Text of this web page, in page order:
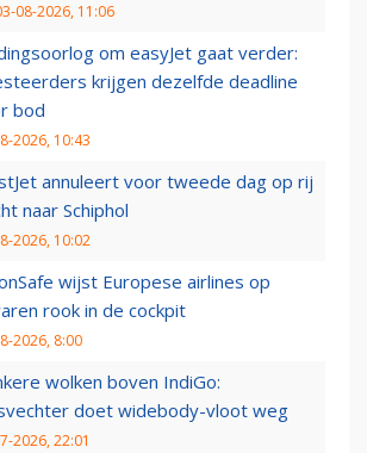
08-2026, 11:06
om easyJet gaat verder:
krijgen dezelfde deadline
bod
2026, 10:43
annuleert voor tweede dag op rij
naar Schiphol
2026, 10:02
wijst Europese airlines op
rook in de cockpit
2026, 8:00
wolken boven IndiGo:
doet widebody-vloot weg
2026, 22:01